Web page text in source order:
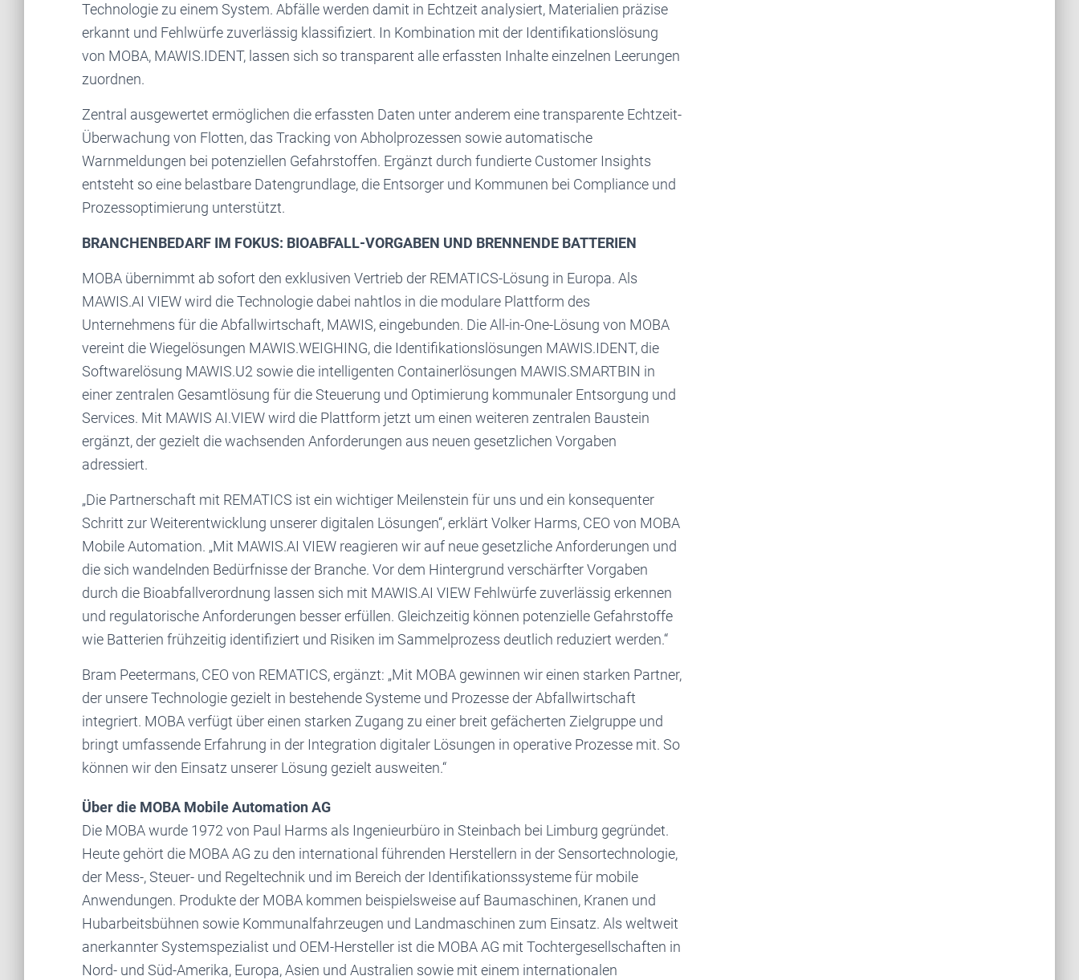
Technologie zu einem System. Abfälle werden damit in Echtzeit analysiert, Materialien präzise
erkannt und Fehlwürfe zuverlässig klassifiziert. In Kombination mit der Identifikationslösung
von MOBA, MAWIS.IDENT, lassen sich so transparent alle erfassten Inhalte einzelnen Leerungen
zuordnen.
Zentral ausgewertet ermöglichen die erfassten Daten unter anderem eine transparente Echtzeit-
Überwachung von Flotten, das Tracking von Abholprozessen sowie automatische
Warnmeldungen bei potenziellen Gefahrstoffen. Ergänzt durch fundierte Customer Insights
entsteht so eine belastbare Datengrundlage, die Entsorger und Kommunen bei Compliance und
Prozessoptimierung unterstützt.
BRANCHENBEDARF IM FOKUS: BIOABFALL-VORGABEN UND BRENNENDE BATTERIEN
MOBA übernimmt ab sofort den exklusiven Vertrieb der REMATICS-Lösung in Europa. Als
MAWIS.AI VIEW wird die Technologie dabei nahtlos in die modulare Plattform des
Unternehmens für die Abfallwirtschaft, MAWIS, eingebunden. Die All-in-One-Lösung von MOBA
vereint die Wiegelösungen MAWIS.WEIGHING, die Identifikationslösungen MAWIS.IDENT, die
Softwarelösung MAWIS.U2 sowie die intelligenten Containerlösungen MAWIS.SMARTBIN in
einer zentralen Gesamtlösung für die Steuerung und Optimierung kommunaler Entsorgung und
Services. Mit MAWIS AI.VIEW wird die Plattform jetzt um einen weiteren zentralen Baustein
ergänzt, der gezielt die wachsenden Anforderungen aus neuen gesetzlichen Vorgaben
adressiert.
„Die Partnerschaft mit REMATICS ist ein wichtiger Meilenstein für uns und ein konsequenter
Schritt zur Weiterentwicklung unserer digitalen Lösungen“, erklärt Volker Harms, CEO von MOBA
Mobile Automation. „Mit MAWIS.AI VIEW reagieren wir auf neue gesetzliche Anforderungen und
die sich wandelnden Bedürfnisse der Branche. Vor dem Hintergrund verschärfter Vorgaben
durch die Bioabfallverordnung lassen sich mit MAWIS.AI VIEW Fehlwürfe zuverlässig erkennen
und regulatorische Anforderungen besser erfüllen. Gleichzeitig können potenzielle Gefahrstoffe
wie Batterien frühzeitig identifiziert und Risiken im Sammelprozess deutlich reduziert werden.“
Bram Peetermans, CEO von REMATICS, ergänzt: „Mit MOBA gewinnen wir einen starken Partner,
der unsere Technologie gezielt in bestehende Systeme und Prozesse der Abfallwirtschaft
integriert. MOBA verfügt über einen starken Zugang zu einer breit gefächerten Zielgruppe und
bringt umfassende Erfahrung in der Integration digitaler Lösungen in operative Prozesse mit. So
können wir den Einsatz unserer Lösung gezielt ausweiten.“
Über die MOBA Mobile Automation AG
Die MOBA wurde 1972 von Paul Harms als Ingenieurbüro in Steinbach bei Limburg gegründet.
Heute gehört die MOBA AG zu den international führenden Herstellern in der Sensortechnologie,
der Mess-, Steuer- und Regeltechnik und im Bereich der Identifikationssysteme für mobile
Anwendungen. Produkte der MOBA kommen beispielsweise auf Baumaschinen, Kranen und
Hubarbeitsbühnen sowie Kommunalfahrzeugen und Landmaschinen zum Einsatz. Als weltweit
anerkannter Systemspezialist und OEM-Hersteller ist die MOBA AG mit Tochtergesellschaften in
Nord- und Süd-Amerika, Europa, Asien und Australien sowie mit einem internationalen